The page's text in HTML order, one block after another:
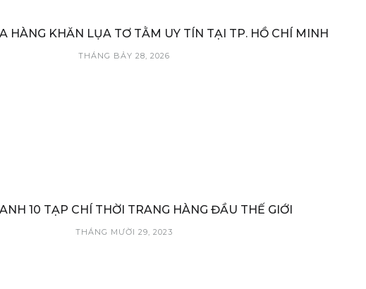
HÀNG KHĂN LỤA TƠ TẰM UY TÍN TẠI TP. HỒ CHÍ MINH
THÁNG BẢY 28, 2026
10 TẠP CHÍ THỜI TRANG HÀNG ĐẦU THẾ GIỚI
THÁNG MƯỜI 29, 2023